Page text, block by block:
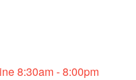
8:30am - 8:00pm